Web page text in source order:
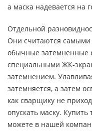
а маска надевается на
Отдельной
Они считаются самыми
обычные затемненные
специальными ЖК-
затемнением.
затемняется, а затем
как сварщику не
опускать маску.
можете в нашей